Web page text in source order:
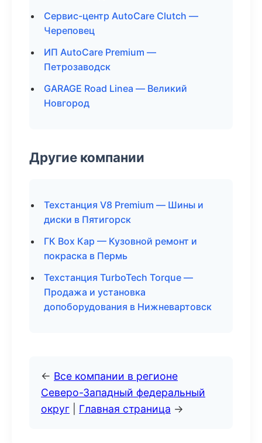
Сервис-центр AutoCare Clutch —
Череповец
ИП AutoCare Premium —
Петрозаводск
GARAGE Road Linea — Великий
Новгород
Другие компании
Техстанция V8 Premium — Шины и
диски в Пятигорск
ГК Box Кар — Кузовной ремонт и
покраска в Пермь
Техстанция TurboTech Torque —
Продажа и установка
допоборудования в Нижневартовск
← Все компании в регионе
Северо-Западный федеральный
округ
Главная страница →